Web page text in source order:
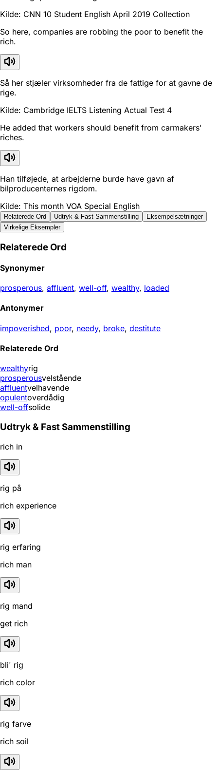
Kilde: CNN 10 Student English April 2019 Collection
So here, companies are robbing the poor to benefit the
rich.
Så her stjæler virksomheder fra de fattige for at gavne de
rige.
Kilde: Cambridge IELTS Listening Actual Test 4
He added that workers should benefit from carmakers'
riches.
Han tilføjede, at arbejderne burde have gavn af
bilproducenternes rigdom.
Kilde: This month VOA Special English
Relaterede Ord Udtryk & Fast Sammenstilling
Eksempelsætninger
Virkelige Eksempler
Relaterede Ord
Synonymer
prosperous, affluent, well-off, wealthy, loaded
Antonymer
impoverished, poor, needy, broke, destitute
Relaterede Ord
wealthyrig
prosperousvelstående
affluentvelhavende
opulentoverdådig
well-offsolide
Udtryk & Fast Sammenstilling
rich in
rig på
rich experience
rig erfaring
rich man
rig mand
get rich
bli' rig
rich color
rig farve
rich soil